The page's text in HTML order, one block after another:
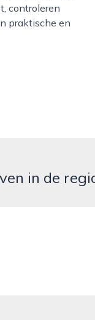
controleren
praktische en
in de